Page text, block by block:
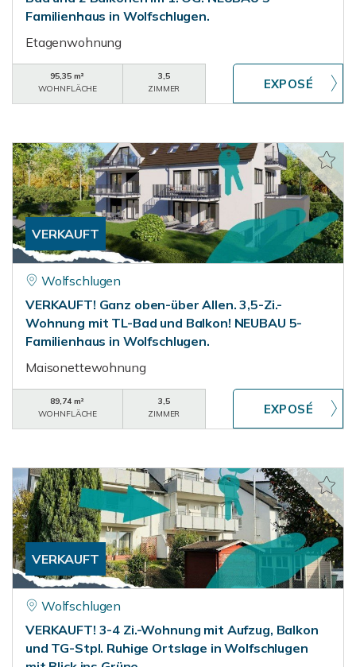
Familienhaus in Wolfschlugen.
Etagenwohnung
95,35 m²
WOHNFLÄCHE
3,5
ZIMMER
VERKAUFT
Wolfschlugen
VERKAUFT! Ganz oben-über Allen. 3,5-Zi.-
Wohnung mit TL-Bad und Balkon! NEUBAU 5-
Familienhaus in Wolfschlugen.
Maisonettewohnung
89,74 m²
WOHNFLÄCHE
3,5
ZIMMER
VERKAUFT
Wolfschlugen
VERKAUFT! 3-4 Zi.-Wohnung mit Aufzug, Balkon
und TG-Stpl. Ruhige Ortslage in Wolfschlugen